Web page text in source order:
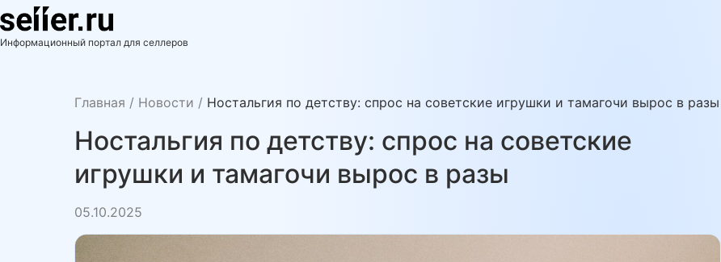
Skip
to
content
se11er.ru
Информационный портал для селлеров
Главная / Новости / Ностальгия по детству: спрос на советские игрушки и тамагочи вырос в разы
Ностальгия по детству: спрос на советские
игрушки и тамагочи вырос в разы
05.10.2025